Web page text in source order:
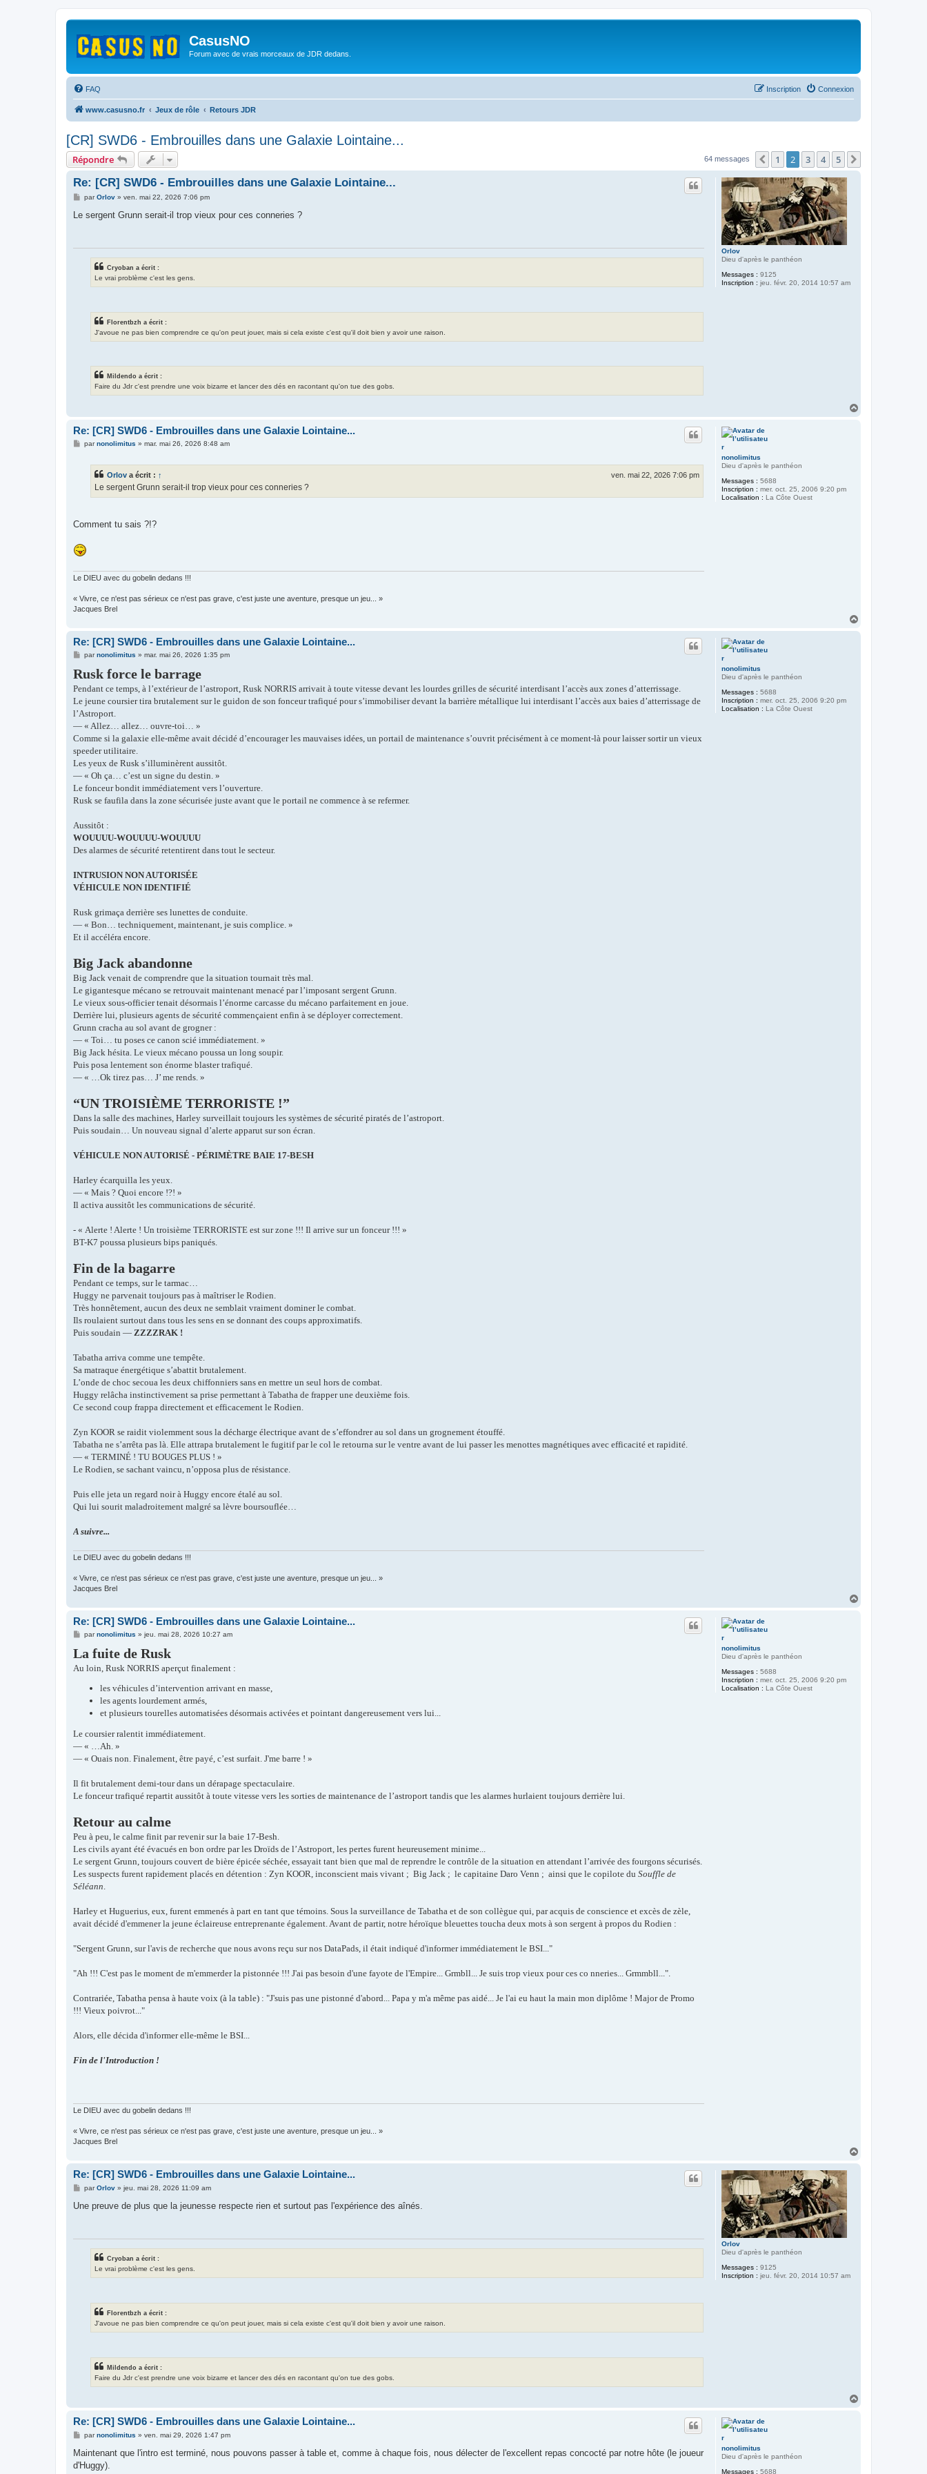
CasusNO
Forum avec de vrais morceaux de JDR dedans.
FAQ Connexion
Inscription
www.casusno.fr Jeux de rôle Retours JDR
[CR] SWD6 - Embrouilles dans une Galaxie Lointaine...
Répondre 64 messages Précédent
1 2 3 4 5
Orlov
Dieu d'après le panthéon
Messages : 9125
Inscription : jeu. févr. 20, 2014 10:57 am
Re: [CR] SWD6 - Embrouilles dans une Galaxie Lointaine...
M
s
parOrlov» ven. mai 22, 2026 7:06 pm
Le sergent Grunn serait-il trop vieux pour ces conneries ?
Cryoban a écrit :
Le vrai problème c'est les gens.
Florentbzh a écrit :
J'avoue ne pas bien comprendre ce qu'on peut jouer, mais si cela existe c'est qu'il doit bien y avoir une raison.
Mildendo a écrit :
Faire du Jdr c'est prendre une voix bizarre et lancer des dés en racontant qu'on tue des gobs.
nonolimitus
Dieu d'après le panthéon
Messages : 5688
Inscription : mer. oct. 25, 2006 9:20 pm
Localisation : La Côte Ouest
Re: [CR] SWD6 - Embrouilles dans une Galaxie Lointaine...
Mparnonolimitus » mar. mai 26, 2026 8:48 am
Orlov a écrit : ↑ ven. mai 22, 2026 7:06 pm
Le sergent Grunn serait-il trop vieux pour ces conneries ?
Comment tu sais ?!?
Le DIEU avec du gobelin dedans !!!
« Vivre, ce n'est pas sérieux ce n'est pas grave, c'est juste une aventure, presque un jeu... »
Jacques Brel
nonolimitus
Dieu d'après le panthéon
Messages : 5688
Inscription : mer. oct. 25, 2006 9:20 pm
Localisation : La Côte Ouest
Re: [CR] SWD6 - Embrouilles dans une Galaxie Lointaine...
M
s
s
a
e
parnonolimitus » mar. mai 26, 2026 1:35 pm
Rusk force le barrage
Pendant ce temps, à l’extérieur de l’astroport, Rusk NORRIS arrivait à toute vitesse devant les lourdes grilles de sécurité interdisant l’accès aux zones d’atterrissage.
Le jeune coursier tira brutalement sur le guidon de son fonceur trafiqué pour s’immobiliser devant la barrière métallique lui interdisant l’accès aux baies d’atterrissage de
l’Astroport.
— « Allez… allez… ouvre-toi… »
Comme si la galaxie elle-même avait décidé d’encourager les mauvaises idées, un portail de maintenance s’ouvrit précisément à ce moment-là pour laisser sortir un vieux
speeder utilitaire.
Les yeux de Rusk s’illuminèrent aussitôt.
— « Oh ça… c’est un signe du destin. »
Le fonceur bondit immédiatement vers l’ouverture.
Rusk se faufila dans la zone sécurisée juste avant que le portail ne commence à se refermer.
Aussitôt :
WOUUUU-WOUUUU-WOUUUU
Des alarmes de sécurité retentirent dans tout le secteur.
INTRUSION NON AUTORISÉE
VÉHICULE NON IDENTIFIÉ
Rusk grimaça derrière ses lunettes de conduite.
— « Bon… techniquement, maintenant, je suis complice. »
Et il accéléra encore.
Big Jack abandonne
Big Jack venait de comprendre que la situation tournait très mal.
Le gigantesque mécano se retrouvait maintenant menacé par l’imposant sergent Grunn.
Le vieux sous-officier tenait désormais l’énorme carcasse du mécano parfaitement en joue.
Derrière lui, plusieurs agents de sécurité commençaient enfin à se déployer correctement.
Grunn cracha au sol avant de grogner :
— « Toi… tu poses ce canon scié immédiatement. »
Big Jack hésita. Le vieux mécano poussa un long soupir.
Puis posa lentement son énorme blaster trafiqué.
— « …Ok tirez pas… J’ me rends. »
“UN TROISIÈME TERRORISTE !”
Dans la salle des machines, Harley surveillait toujours les systèmes de sécurité piratés de l’astroport.
Puis soudain… Un nouveau signal d’alerte apparut sur son écran.
VÉHICULE NON AUTORISÉ - PÉRIMÈTRE BAIE 17-BESH
Harley écarquilla les yeux.
— « Mais ? Quoi encore !?! »
Il activa aussitôt les communications de sécurité.
- « Alerte ! Alerte ! Un troisième TERRORISTE est sur zone !!! Il arrive sur un fonceur !!! »
BT-K7 poussa plusieurs bips paniqués.
Fin de la bagarre
Pendant ce temps, sur le tarmac…
Huggy ne parvenait toujours pas à maîtriser le Rodien.
Très honnêtement, aucun des deux ne semblait vraiment dominer le combat.
Ils roulaient surtout dans tous les sens en se donnant des coups approximatifs.
Puis soudain — ZZZZRAK !
Tabatha arriva comme une tempête.
Sa matraque énergétique s’abattit brutalement.
L’onde de choc secoua les deux chiffonniers sans en mettre un seul hors de combat.
Huggy relâcha instinctivement sa prise permettant à Tabatha de frapper une deuxième fois.
Ce second coup frappa directement et efficacement le Rodien.
Zyn KOOR se raidit violemment sous la décharge électrique avant de s’effondrer au sol dans un grognement étouffé.
Tabatha ne s’arrêta pas là. Elle attrapa brutalement le fugitif par le col le retourna sur le ventre avant de lui passer les menottes magnétiques avec efficacité et rapidité.
— « TERMINÉ ! TU BOUGES PLUS ! »
Le Rodien, se sachant vaincu, n’opposa plus de résistance.
Puis elle jeta un regard noir à Huggy encore étalé au sol.
Qui lui sourit maladroitement malgré sa lèvre boursouflée…
A suivre...
Le DIEU avec du gobelin dedans !!!
« Vivre, ce n'est pas sérieux ce n'est pas grave, c'est juste une aventure, presque un jeu... »
Jacques Brel
nonolimitus
Dieu d'après le panthéon
Messages : 5688
Inscription : mer. oct. 25, 2006 9:20 pm
Localisation : La Côte Ouest
Re: [CR] SWD6 - Embrouilles dans une Galaxie Lointaine...
M
s
s
a
parnonolimitus » jeu. mai 28, 2026 10:27 am
La fuite de Rusk
Au loin, Rusk NORRIS aperçut finalement :
les véhicules d’intervention arrivant en masse,
les agents lourdement armés,
et plusieurs tourelles automatisées désormais activées et pointant dangereusement vers lui...
Le coursier ralentit immédiatement.
— « …Ah. »
— « Ouais non. Finalement, être payé, c’est surfait. J'me barre ! »
Il fit brutalement demi-tour dans un dérapage spectaculaire.
Le fonceur trafiqué repartit aussitôt à toute vitesse vers les sorties de maintenance de l’astroport tandis que les alarmes hurlaient toujours derrière lui.
Retour au calme
Peu à peu, le calme finit par revenir sur la baie 17-Besh.
Les civils ayant été évacués en bon ordre par les Droïds de l’Astroport, les pertes furent heureusement minime...
Le sergent Grunn, toujours couvert de bière épicée séchée, essayait tant bien que mal de reprendre le contrôle de la situation en attendant l’arrivée des fourgons sécurisés.
Les suspects furent rapidement placés en détention : Zyn KOOR, inconscient mais vivant ; Big Jack ; le capitaine Daro Venn ; ainsi que le copilote du Souffle de
Séléann
Harley et Huguerius, eux, furent emmenés à part en tant que témoins. Sous la surveillance de Tabatha et de son collègue qui, par acquis de conscience et excès de zèle,
avait décidé d'emmener la jeune éclaireuse entreprenante également. Avant de partir, notre héroïque bleuettes toucha deux mots à son sergent à propos du Rodien :
"Sergent Grunn, sur l'avis de recherche que nous avons reçu sur nos DataPads, il était indiqué d'informer immédiatement le BSI..."
"Ah !!! C'est pas le moment de m'emmerder la pistonnée !!! J'ai pas besoin d'une fayote de l'Empire... Grmbll... Je suis trop vieux pour ces co nneries... Grmmbll...".
Contrariée, Tabatha pensa à haute voix (à la table) : "J'suis pas une pistonné d'abord... Papa y m'a même pas aidé... Je l'ai eu haut la main mon diplôme ! Major de Promo
!!! Vieux poivrot..."
Alors, elle décida d'informer elle-même le BSI...
Fin de l'Introduction !
Le DIEU avec du gobelin dedans !!!
« Vivre, ce n'est pas sérieux ce n'est pas grave, c'est juste une aventure, presque un jeu... »
Jacques Brel
Orlov
Dieu d'après le panthéon
Messages : 9125
Inscription : jeu. févr. 20, 2014 10:57 am
Re: [CR] SWD6 - Embrouilles dans une Galaxie Lointaine...
M
s
parOrlov» jeu. mai 28, 2026 11:09 am
Une preuve de plus que la jeunesse respecte rien et surtout pas l'expérience des aînés.
Cryoban a écrit :
Le vrai problème c'est les gens.
Florentbzh a écrit :
J'avoue ne pas bien comprendre ce qu'on peut jouer, mais si cela existe c'est qu'il doit bien y avoir une raison.
Mildendo a écrit :
Faire du Jdr c'est prendre une voix bizarre et lancer des dés en racontant qu'on tue des gobs.
nonolimitus
Dieu d'après le panthéon
Messages : 5688
Re: [CR] SWD6 - Embrouilles dans une Galaxie Lointaine...
M
s
a
parnonolimitus » ven. mai 29, 2026 1:47 pm
Maintenant que l'intro est terminé, nous pouvons passer à table et, comme à chaque fois, nous délecter de l'excellent repas concocté par notre hôte (le joueur
d'Huggy).